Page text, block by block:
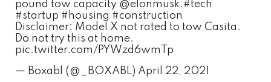
pound tow capacity @elonmusk.#tech
#startup #housing #construction
Disclaimer: Model X not rated to tow Casita.
Do not try this at home.
pic.twitter.com/PYWzd6wmTp
— Boxabl (@_BOXABL) April 22, 2021